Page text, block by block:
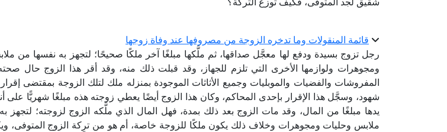
قائمة المنقولات وما تدخره الزوجة من مصروفها عند وفاة زوجها
رجل تزوج بسيدة ودفع لها معجَّل صداقها، ثم ملَّكها مبلغًا آخر ملكًا صحيحًا؛ لتجهز به نفسها من
ومجوهرات ولوازمها الأخرى التي تلزم للجهاز، وقد قبلت ذلك منه، وقد أقر هذا الزوج حال
المفروشات والفضيات والموبليات وجميع الأثاثات الموجودة بمنزله ملك لتلك الزوجة بمقتضى
شهود، وسجَّل هذا الإقرار بإحدى المحاكم، وكان هذا الزوج أيضًا يعطي زوجته هذه مبلغًا شهريًّا
يدها مبلغًا من المال، وقد مات الزوج بعد ذلك بمدة، فهل المال الذي ملَّكه الزوج لزوجته؛ لتجهز
ملابس وحليات ومجوهرات وخلاف ذلك يكون ملكًا للزوجة خاصة، أم هو من ترِكة الزوج المتوفى،